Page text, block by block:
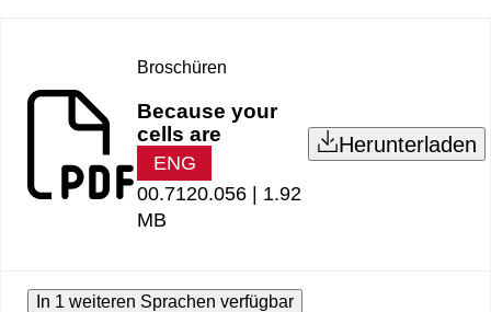
Broschüren
Because your
cells are
ENG
00.7120.056 | 1.92
MB
Herunterladen
In 1 weiteren Sprachen verfügbar